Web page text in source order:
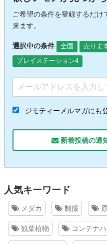
ご希望の条件を登録するだけ
来ます。
選択中の条件 全国
売りま
プレイステーション4
ジモティーメルマガにも
新着投稿の通
人気キーワード
メダカ 制服
観葉植物 コンテナハ